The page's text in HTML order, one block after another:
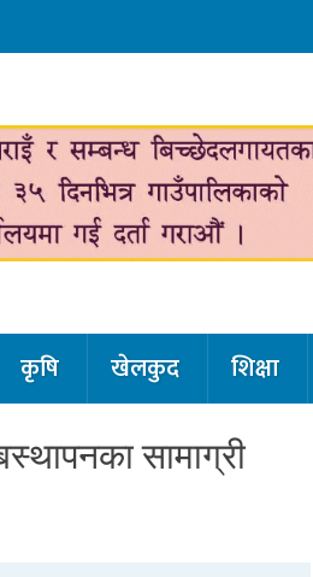
कृषि खेलकुद शिक्षा
सामाग्री